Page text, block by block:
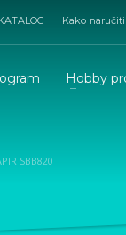
Kako naručiti
Hobby
SBB820